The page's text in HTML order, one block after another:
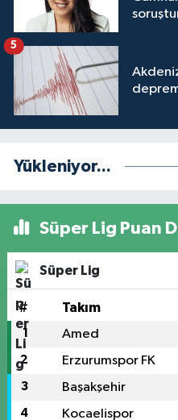
Yükleniyor...
Süper Lig Puan
# Takım
1 Amed
2 Erzurumspor FK
3 Başakşehir
4 Kocaelispor
5 Beşiktaş
6 Eyüpspor